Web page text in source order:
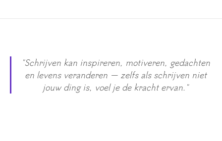
"Schrijven kan inspireren, motiveren, gedachten
en levens veranderen — zelfs als schrijven niet
jouw ding is, voel je de kracht ervan."